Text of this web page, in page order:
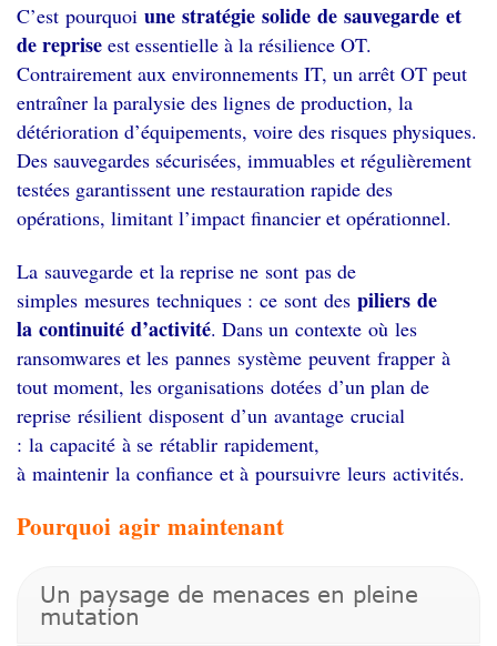
C’est pourquoi une stratégie solide de sauvegarde et
de reprise est essentielle à la résilience OT.
Contrairement aux environnements IT, un arrêt OT peut
entraîner la paralysie des lignes de production, la
détérioration d’équipements, voire des risques physiques.
Des sauvegardes sécurisées, immuables et régulièrement
testées garantissent une restauration rapide des
opérations, limitant l’impact financier et opérationnel.
La sauvegarde et la reprise ne sont pas de
simples mesures techniques : ce sont des piliers de
la continuité d’activité. Dans un contexte où les
ransomwares et les pannes système peuvent frapper à
tout moment, les organisations dotées d’un plan de
reprise résilient disposent d’un avantage crucial
: la capacité à se rétablir rapidement,
à maintenir la confiance et à poursuivre leurs activités.
Pourquoi agir maintenant
Un paysage de menaces en pleine
mutation